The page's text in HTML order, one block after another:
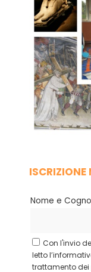
ISCRIZIONE
Nome e
Con l'invio
letto
trattamento dei